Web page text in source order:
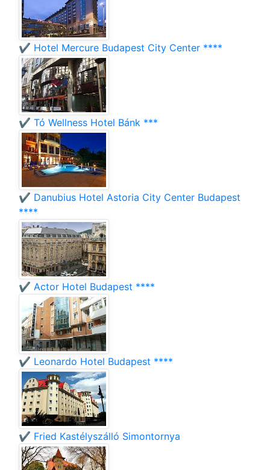
✔️ Hotel Mercure Budapest City Center ****
✔️ Tó Wellness Hotel Bánk ***
✔️ Danubius Hotel Astoria City Center Budapest
****
✔️ Actor Hotel Budapest ****
✔️ Leonardo Hotel Budapest ****
✔️ Fried Kastélyszálló Simontornya